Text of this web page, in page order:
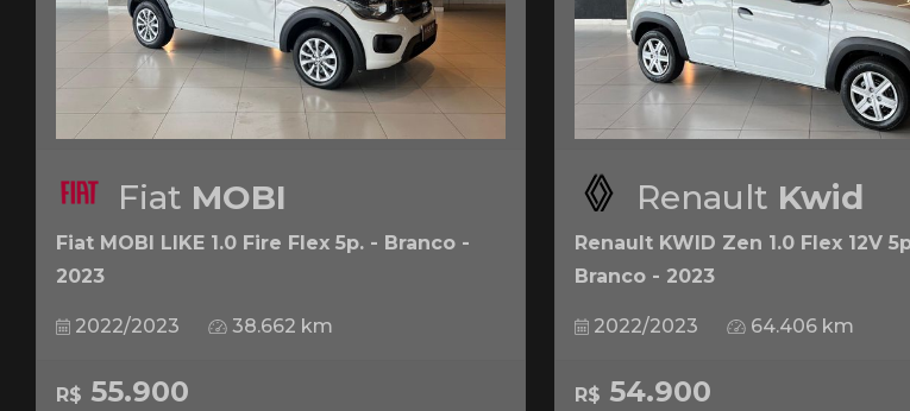
Fiat MOBI
Fiat MOBI LIKE 1.0 Fire Flex 5p. - Branco -
2023
2022/2023 38.662 km
R$ 55.900
Renault Kwid
Renault KWID Zen 1.0 Flex 12V
Branco - 2023
2022/2023 64.406 km
R$ 54.900